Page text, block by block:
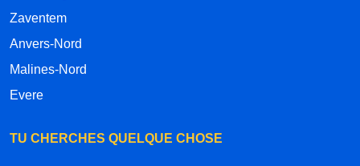
Zaventem
Anvers-Nord
Malines-Nord
Evere
TU CHERCHES QUELQUE CHOSE